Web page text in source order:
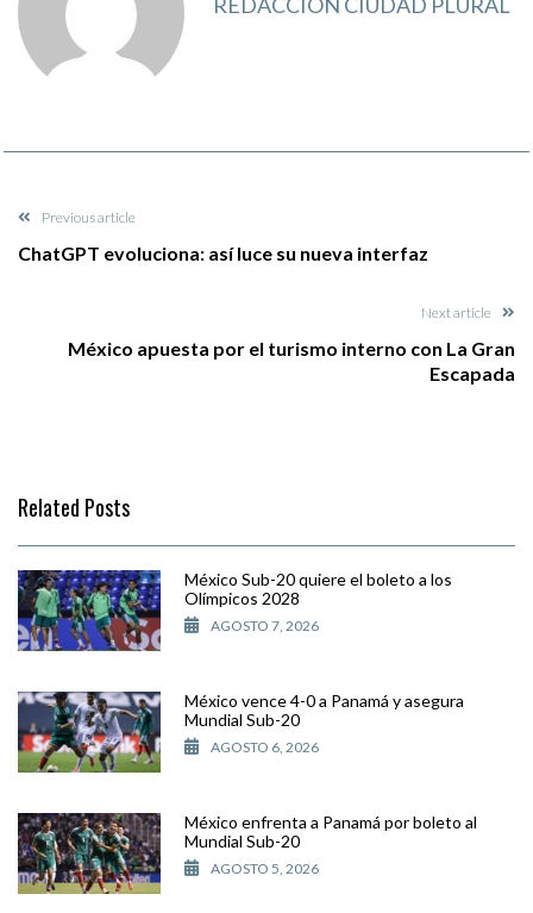
REDACCIÓN CIUDAD PLURAL
Previous article
ChatGPT evoluciona: así luce su nueva interfaz
Next article
México apuesta por el turismo interno con La Gran
Escapada
Related Posts
México Sub-20 quiere el boleto a los
Olímpicos 2028
AGOSTO 7, 2026
México vence 4-0 a Panamá y asegura
Mundial Sub-20
AGOSTO 6, 2026
México enfrenta a Panamá por boleto al
Mundial Sub-20
AGOSTO 5, 2026